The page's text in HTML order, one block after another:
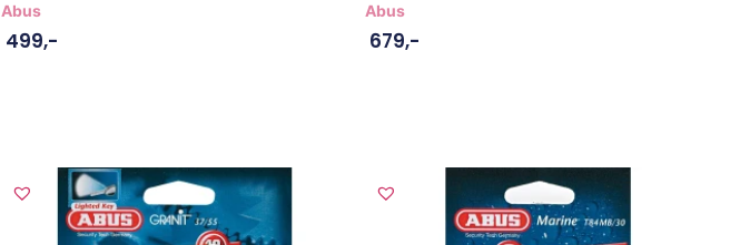
Abus
499,-
Abus
679,-